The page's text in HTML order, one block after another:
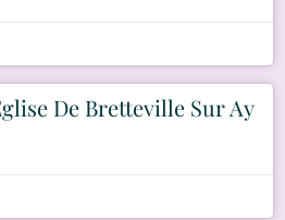
De Bretteville Sur Ay